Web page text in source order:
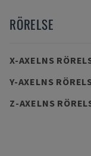
RÖRELSE
X-AXELNS
Y-AXELNS
Z-AXELNS